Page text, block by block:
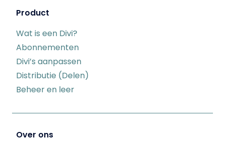
Product
Wat is een Divi?
Abonnementen
Divi’s aanpassen
Distributie (Delen)
Beheer en leer
Over ons